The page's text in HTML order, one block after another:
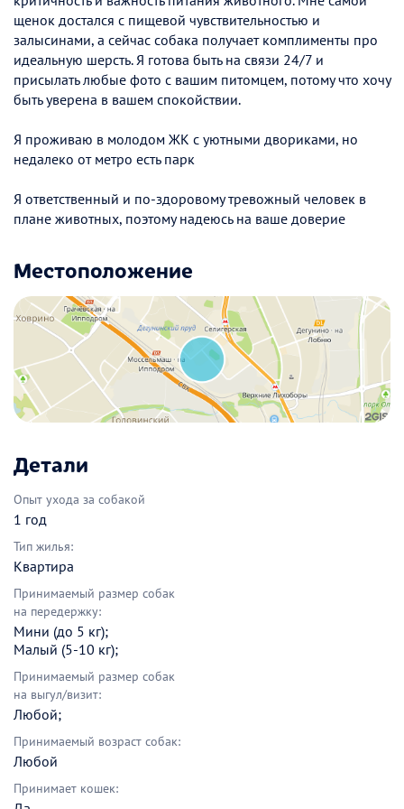
щенок достался с пищевой чувствительностью и
залысинами, а сейчас собака получает комплименты про
идеальную шерсть. Я готова быть на связи 24/7 и
присылать любые фото с вашим питомцем, потому что хочу
быть уверена в вашем спокойствии.
Я проживаю в молодом ЖК с уютными двориками, но
недалеко от метро есть парк
Я ответственный и по-здоровому тревожный человек в
плане животных, поэтому надеюсь на ваше доверие
Местоположение
Детали
Опыт ухода за собакой
1 год
Тип жилья:
Квартира
Принимаемый размер собак
на передержку:
Мини (до 5 кг);
Малый (5-10 кг);
Принимаемый размер собак
на выгул/визит:
Любой;
Принимаемый возраст собак:
Любой
Принимает кошек: